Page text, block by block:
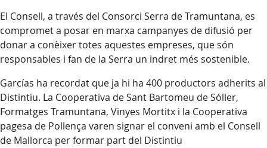
El Consell, a través del Consorci Serra de Tramuntana, es
compromet a posar en marxa campanyes de difusió per
donar a conèixer totes aquestes empreses, que són
responsables i fan de la Serra un indret més sostenible.
Garcías ha recordat que ja hi ha 400 productors adherits al
Distintiu. La Cooperativa de Sant Bartomeu de Sóller,
Formatges Tramuntana, Vinyes Mortitx i la Cooperativa
pagesa de Pollença varen signar el conveni amb el Consell
de Mallorca per formar part del Distintiu